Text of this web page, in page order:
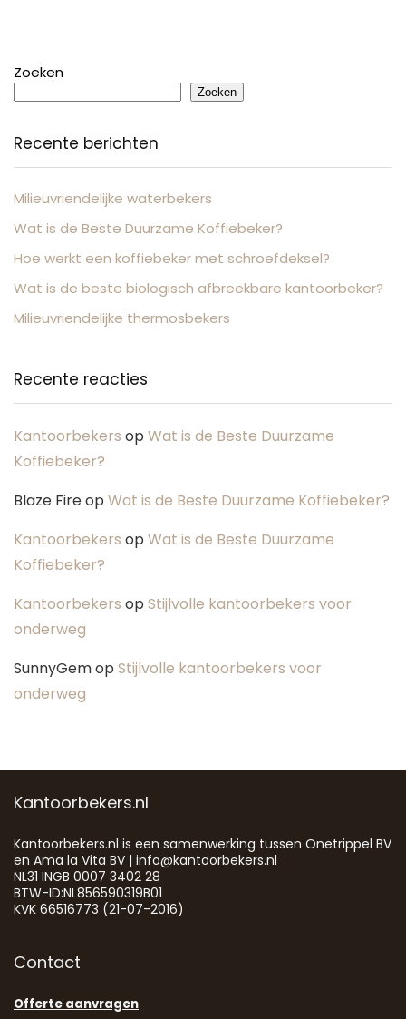
Zoeken
Zoeken
Recente berichten
Milieuvriendelijke waterbekers
Wat is de Beste Duurzame Koffiebeker?
Hoe werkt een koffiebeker met schroefdeksel?
Wat is de beste biologisch afbreekbare kantoorbeker?
Milieuvriendelijke thermosbekers
Recente reacties
Kantoorbekers op Wat is de Beste Duurzame
Koffiebeker?
Blaze Fireop Wat is de Beste Duurzame Koffiebeker?
Kantoorbekers op Wat is de Beste Duurzame
Koffiebeker?
Kantoorbekers op Stijlvolle kantoorbekers voor
onderweg
SunnyGemop Stijlvolle kantoorbekers voor
onderweg
Kantoorbekers.nl
Kantoorbekers.nl is een samenwerking tussen Onetrippel BV
en Ama la Vita BV | info@kantoorbekers.nl
NL31 INGB 0007 3402 28
BTW-ID:NL856590319B01
KVK 66516773 (21-07-2016)
Contact
Offerte aanvragen